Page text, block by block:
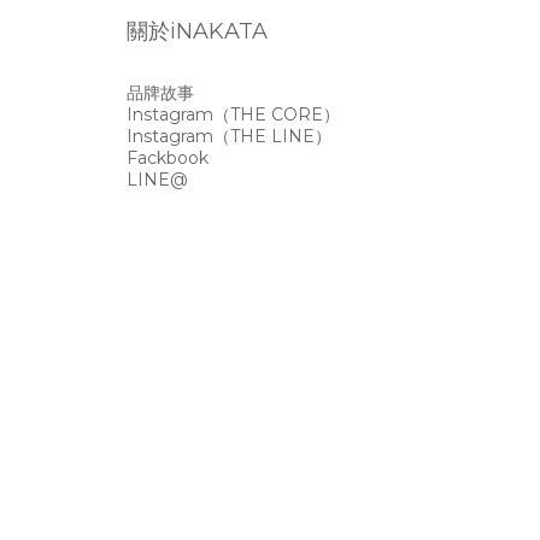
關於iNAKATA
品牌故事
Instagram （THE CORE）
Instagram （THE LINE）
Fackbook
LINE@